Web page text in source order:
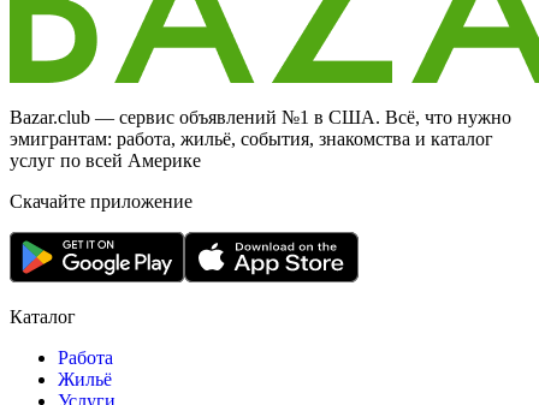
Bazar.club — сервис объявлений №1 в США. Всё, что нужно
эмигрантам: работа, жильё, события, знакомства и каталог
услуг по всей Америке
Скачайте приложение
Каталог
Работа
Жильё
Услуги